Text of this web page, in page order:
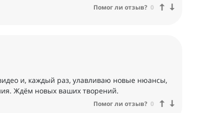
Помог ли отзыв? 0
и, каждый раз, улавливаю новые нюансы,
Ждём новых ваших творений.
Помог ли отзыв? 0